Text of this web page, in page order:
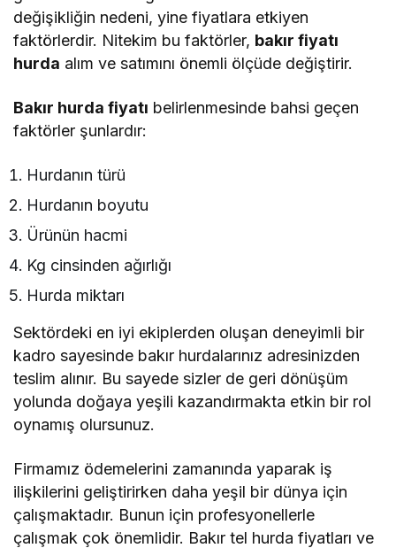
değişikliğin nedeni, yine fiyatlara etkiyen
faktörlerdir. Nitekim bu faktörler, bakır fiyatı
hurda alım ve satımını önemli ölçüde değiştirir.
Bakır hurda fiyatı belirlenmesinde bahsi geçen
faktörler şunlardır:
Hurdanın türü
Hurdanın boyutu
Ürünün hacmi
Kg cinsinden ağırlığı
Hurda miktarı
Sektördeki en iyi ekiplerden oluşan deneyimli bir
kadro sayesinde bakır hurdalarınız adresinizden
teslim alınır. Bu sayede sizler de geri dönüşüm
yolunda doğaya yeşili kazandırmakta etkin bir rol
oynamış olursunuz.
Firmamız ödemelerini zamanında yaparak iş
ilişkilerini geliştirirken daha yeşil bir dünya için
çalışmaktadır. Bunun için profesyonellerle
çalışmak çok önemlidir. Bakır tel hurda fiyatları ve